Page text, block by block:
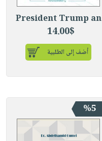
President Trump an
14.00$
أضف إلى الطلبية
%5